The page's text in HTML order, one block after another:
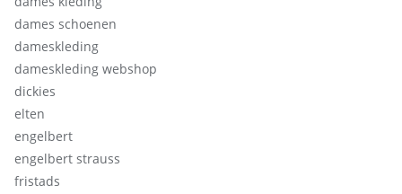
dames schoenen
dameskleding
dameskleding webshop
dickies
elten
engelbert
engelbert strauss
fristads